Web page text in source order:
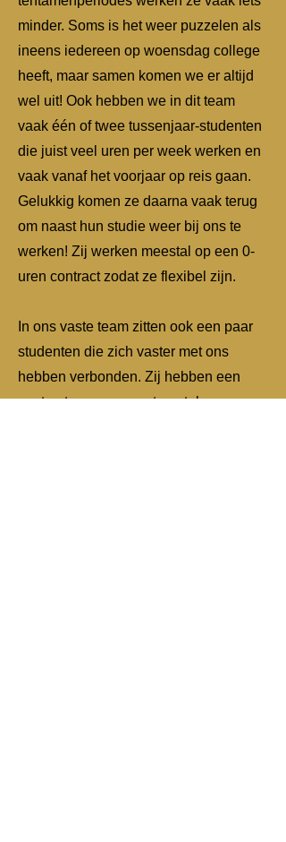
minder. Soms is het weer puzzelen als
ineens iedereen op woensdag college
heeft, maar samen komen we er altijd
wel uit! Ook hebben we in dit team
vaak één of twee tussenjaar-studenten
die juist veel uren per week werken en
vaak vanaf het voorjaar op reis gaan.
Gelukkig komen ze daarna vaak terug
om naast hun studie weer bij ons te
werken! Zij werken meestal op een 0-
uren contract zodat ze flexibel zijn.
In ons vaste team zitten ook een paar
studenten die zich vaster met ons
hebben verbonden. Zij hebben een
contract voor een vast aantal uren per